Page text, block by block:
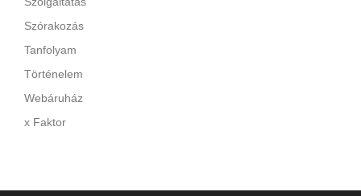
Szórakozás
Tanfolyam
Történelem
Webáruház
x Faktor